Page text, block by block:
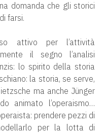
domanda che gli storici
farsi.
attivo per l’attività
il segno l’analisi
lo spirito della storia
la storia, se serve,
ma anche Jünger
animato l’operaismo…
prendere pezzi di
per la lotta di